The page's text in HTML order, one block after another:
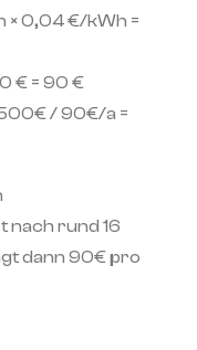
× 0,04 €/kWh =
€ = 90 €
/ 90€/a =
rund 16
dann 90€ pro